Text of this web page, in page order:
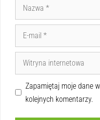
Zapamiętaj moje dane
kolejnych komentarzy.